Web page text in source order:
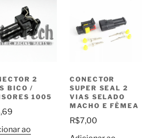
2
BICO /
1005
ao
CONECTOR
SUPER SEAL 2
VIAS SELADO
MACHO E FÊMEA
R$7,00